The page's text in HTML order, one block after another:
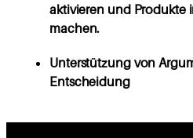
aktivieren und Produkte
machen.
Unterstützung von
Entscheidung